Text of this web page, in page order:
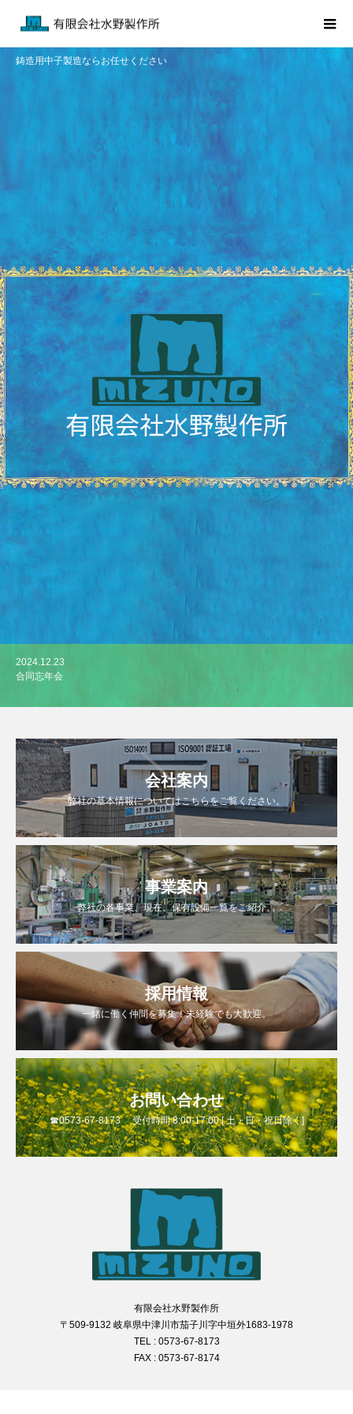
鋳造用中子製造ならお任せください
2024.12.23
合同忘年会
2023.01.13
有限会社水野製作所ホームページリニューアルのお知らせ
会社案内
弊社の基本情報についてはこちらをご覧ください。
事業案内
弊社の各事業、現在、保有設備一覧をご紹介。
採用情報
一緒に働く仲間を募集！未経験でも大歓迎。
お問い合わせ
☎0573-67-8173 受付時間 8:00-17:00 [ 土・日・祝日除く]
有限会社水野製作所
〒509-9132 岐阜県中津川市茄子川字中垣外1683-1978
TEL : 0573-67-8173
FAX : 0573-67-8174